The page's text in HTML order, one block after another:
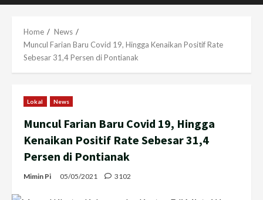
Home
News
Muncul Farian Baru Covid 19, Hingga Kenaikan Positif Rate
Sebesar 31,4 Persen di Pontianak
Lokal News
Muncul Farian Baru Covid 19, Hingga
Kenaikan Positif Rate Sebesar 31,4
Persen di Pontianak
Mimin Pi 05/05/2021 3102